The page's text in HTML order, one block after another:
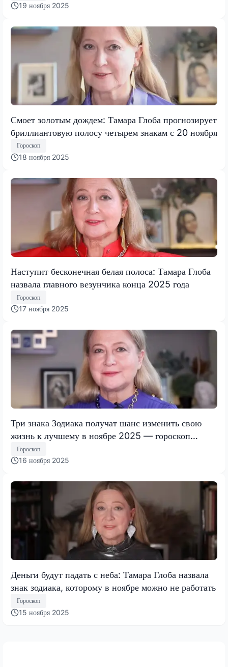
19 ноября 2025
Смоет золотым дождем: Тамара Глоба прогнозирует
бриллиантовую полосу четырем знакам с 20 ноября
Гороскоп
18 ноября 2025
Наступит бесконечная белая полоса: Тамара Глоба
назвала главного везунчика конца 2025 года
Гороскоп
17 ноября 2025
Три знака Зодиака получат шанс изменить свою
жизнь к лучшему в ноябре 2025 — гороскоп
Тамары Глобы
Гороскоп
16 ноября 2025
Деньги будут падать с неба: Тамара Глоба назвала
знак зодиака, которому в ноябре можно не работать
Гороскоп
15 ноября 2025